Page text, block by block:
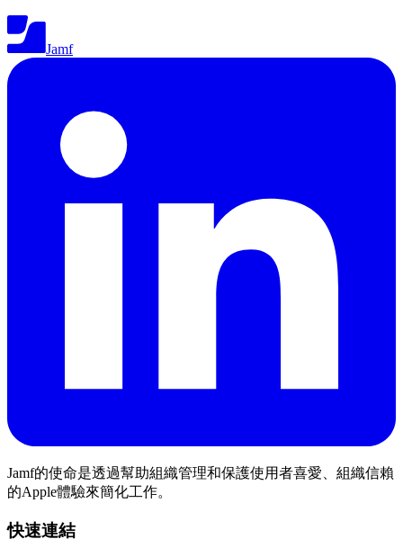
Jamf
Jamf的使命是透過幫助組織管理和保護使用者喜愛、組織信賴
的Apple體驗來簡化工作。
快速連結